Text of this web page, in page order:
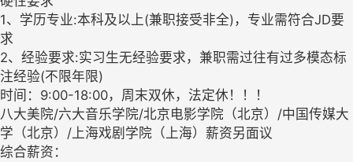
1、学历专业:本科及以上(兼职接受非全)，专业需符合JD要
求
2、经验要求:实习生无经验要求，兼职需过往有过多模态标
注经验(不限年限)
时间：9:00-18:00，周末双休，法定休！！！
八大美院/六大音乐学院/北京电影学院（北京）/中国传媒大
学（北京）/上海戏剧学院（上海）薪资另面议
综合薪资：